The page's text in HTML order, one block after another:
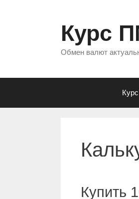
Курс
Обмен валют
Купить